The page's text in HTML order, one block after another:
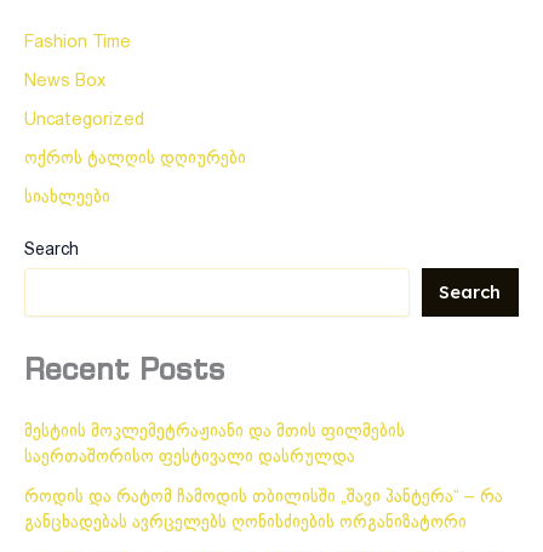
Fashion Time
News Box
Uncategorized
ოქროს ტალღის დღიურები
სიახლეები
Search
Search
Recent Posts
მესტიის მოკლემეტრაჟიანი და მთის ფილმების
საერთაშორისო ფესტივალი დასრულდა
როდის და რატომ ჩამოდის თბილისში „შავი პანტერა“ – რა
განცხადებას ავრცელებს ღონისძიების ორგანიზატორი